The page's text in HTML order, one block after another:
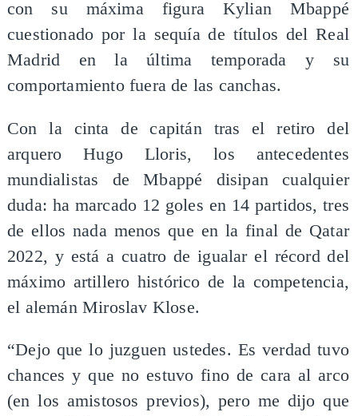
con su máxima figura Kylian Mbappé
cuestionado por la sequía de títulos del Real
Madrid en la última temporada y su
comportamiento fuera de las canchas.
Con la cinta de capitán tras el retiro del
arquero Hugo Lloris, los antecedentes
mundialistas de Mbappé disipan cualquier
duda: ha marcado 12 goles en 14 partidos, tres
de ellos nada menos que en la final de Qatar
2022, y está a cuatro de igualar el récord del
máximo artillero histórico de la competencia,
el alemán Miroslav Klose.
“Dejo que lo juzguen ustedes. Es verdad tuvo
chances y que no estuvo fino de cara al arco
(en los amistosos previos), pero me dijo que